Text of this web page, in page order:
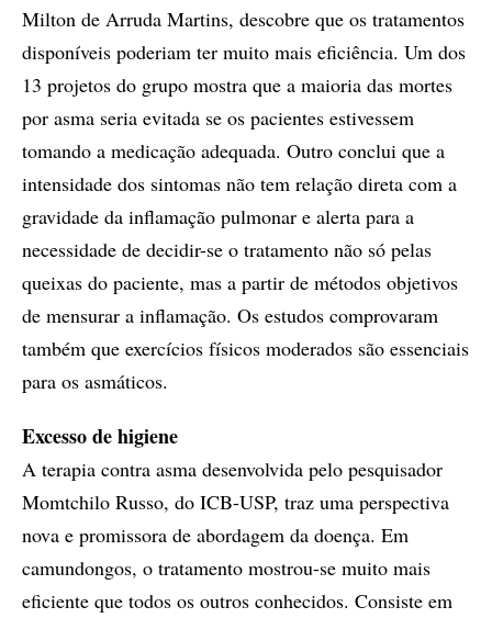
Milton de Arruda Martins, descobre que os tratamentos
disponíveis poderiam ter muito mais eficiência. Um dos
13 projetos do grupo mostra que a maioria das mortes
por asma seria evitada se os pacientes estivessem
tomando a medicação adequada. Outro conclui que a
intensidade dos sintomas não tem relação direta com a
gravidade da inflamação pulmonar e alerta para a
necessidade de decidir-se o tratamento não só pelas
queixas do paciente, mas a partir de métodos objetivos
de mensurar a inflamação. Os estudos comprovaram
também que exercícios físicos moderados são essenciais
para os asmáticos.
Excesso de higiene
A terapia contra asma desenvolvida pelo pesquisador
Momtchilo Russo, do ICB-USP, traz uma perspectiva
nova e promissora de abordagem da doença. Em
camundongos, o tratamento mostrou-se muito mais
eficiente que todos os outros conhecidos. Consiste em